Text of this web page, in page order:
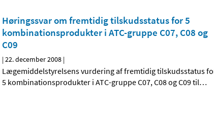
Høringssvar om fremtidig tilskudsstatus for 5
kombinationsprodukter i ATC-gruppe C07, C08 og
C09
|22. december 2008 |
Lægemiddelstyrelsens vurdering af fremtidig tilskudsstatus
5 kombinationsprodukter i ATC-gruppe C07, C08 og C09 til…